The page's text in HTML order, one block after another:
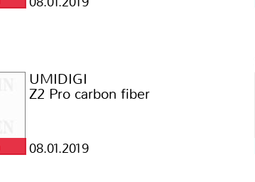
UMIDIGI
Z2 Pro carbon fiber
08.01.2019